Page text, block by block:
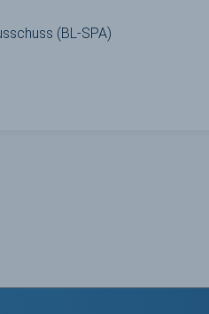
(BL-SPA)